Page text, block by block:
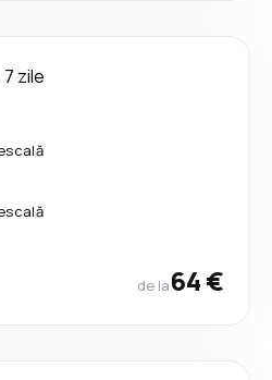
7 zile
de la64 €